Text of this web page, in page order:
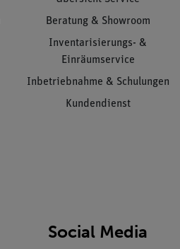
Beratung & Showroom
Inventarisierungs- &
Einräumservice
Inbetriebnahme & Schulungen
Kundendienst
Social Media